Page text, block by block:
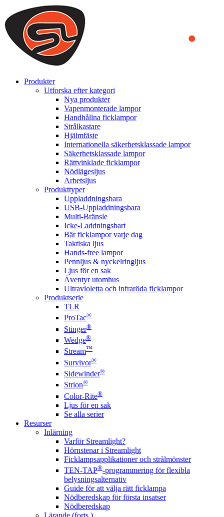
We use cookies to ensure that we provide you the best experience
on our website. By continuing to browse this website, you accept
that cookies are used to help us analyze how the website is used and
to offer you a better experience. To learn more or to find out how
you can disable cookies, you can access our
Produkter
Utforska efter kategori
Nya produkter
Vapenmonterade lampor
Handhållna ficklampor
Strålkastare
Hjälmfäste
Internationella säkerhetsklassade lampor
Säkerhetsklassade lampor
Rättvinklade ficklampor
Nödlägesljus
Arbetsljus
Produkttyper
Uppladdningsbara
USB-Uppladdningsbara
Multi-Bränsle
Icke-Laddningsbart
Bär ficklampor varje dag
Taktiska ljus
Hands-free lampor
Pennljus & nyckelringljus
Ljus för en sak
Äventyr utomhus
Ultravioletta och infraröda ficklampor
Produktserie
TLR
ProTac®
Stinger®
Wedge®
Stream™
Survivor®
Sidewinder®
Strion®
Color-Rite®
Ljus för en sak
Se alla serier
Resurser
Inlärning
Varför Streamlight?
Hörnstenar i Streamlight
Ficklampsapplikationer och strålmönster
TEN-TAP®-programmering för flexibla
belysningsalternativ
Guide för att välja rätt ficklampa
Nödberedskap för första insatser
Nödberedskap
Lärande (forts.)